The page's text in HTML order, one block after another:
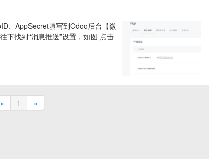
、AppSecret填写到Odoo后台【微
下找到“消息推送”设置，如图 点击
« 1 »